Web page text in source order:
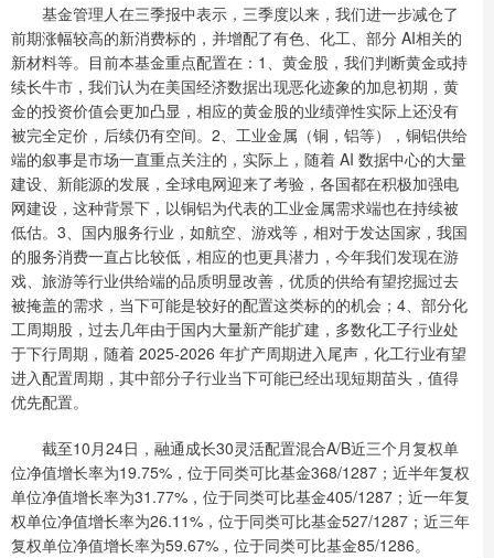
基金管理人在三季报中表示，三季度以来，我们进一步减仓了
前期涨幅较高的新消费标的，并增配了有色、化工、部分 AI相关的
新材料等。目前本基金重点配置在：1、黄金股，我们判断黄金或持
续长牛市，我们认为在美国经济数据出现恶化迹象的加息初期，黄
金的投资价值会更加凸显，相应的黄金股的业绩弹性实际上还没有
被完全定价，后续仍有空间。2、工业金属（铜，铝等），铜铝供给
端的叙事是市场一直重点关注的，实际上，随着 AI 数据中心的大量
建设、新能源的发展，全球电网迎来了考验，各国都在积极加强电
网建设，这种背景下，以铜铝为代表的工业金属需求端也在持续被
低估。3、国内服务行业，如航空、游戏等，相对于发达国家，我国
的服务消费一直占比较低，相应的也更具潜力，今年我们发现在游
戏、旅游等行业供给端的品质明显改善，优质的供给有望挖掘过去
被掩盖的需求，当下可能是较好的配置这类标的的机会；4、部分化
工周期股，过去几年由于国内大量新产能扩建，多数化工子行业处
于下行周期，随着 2025-2026 年扩产周期进入尾声，化工行业有望
进入配置周期，其中部分子行业当下可能已经出现短期苗头，值得
优先配置。
截至10月24日，融通成长30灵活配置混合A/B近三个月复权单
位净值增长率为19.75%，位于同类可比基金368/1287；近半年复权
单位净值增长率为31.77%，位于同类可比基金405/1287；近一年复
权单位净值增长率为26.11%，位于同类可比基金527/1287；近三年
复权单位净值增长率为59.67%，位于同类可比基金85/1286。